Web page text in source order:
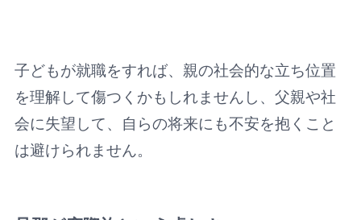
子どもが就職をすれば、親の社会的な立ち位置
を理解して傷つくかもしれませんし、父親や社
会に失望して、自らの将来にも不安を抱くこと
は避けられません。